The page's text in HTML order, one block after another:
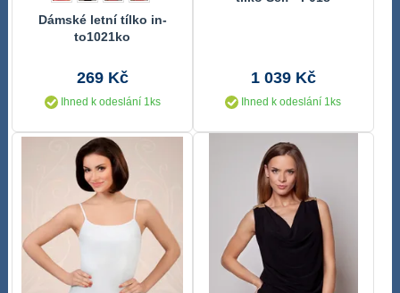
Dámské letní tílko in-
to1021ko
269 Kč
Ihned k odeslání 1ks
1 039 Kč
Ihned k odeslání 1ks